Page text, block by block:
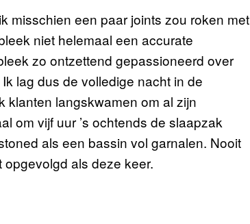
misschien een paar joints zou roken met
niet helemaal een accurate
zo ontzettend gepassioneerd over
lag dus de volledige nacht in de
klanten langskwamen om al zijn
om vijf uur ’s ochtends de slaapzak
als een bassin vol garnalen. Nooit
als deze keer.